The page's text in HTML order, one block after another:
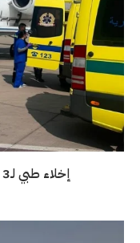
إخلاء طبي لـ3 مواطنين من مصر إلى المملكة